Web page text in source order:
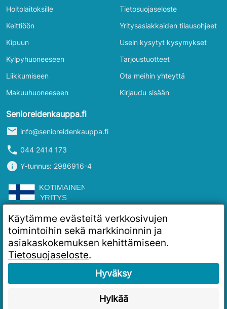
Hoitolaitoksille
Keittiöön
Kipuun
Kylpyhuoneeseen
Liikkumiseen
Makuuhuoneeseen
Tietosuojaseloste
Yritysasiakkaiden tilausohjeet
Usein kysytyt kysymykset
Tarjoustuotteet
Ota meihin yhteyttä
Kirjaudu sisään
Senioreidenkauppa.fi
mail info@senioreidenkauppa.fi
phone 044 2414 173
info Y-tunnus: 2986916-4
Käytämme evästeitä verkkosivujen
toimintoihin sekä markkinoinnin ja
asiakaskokemuksen kehittämiseen.
Tietosuojaseloste.
Hyväksy
Hylkää